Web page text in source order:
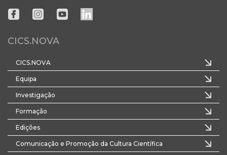
CICS.NOVA
CICS.NOVA
Equipa
Investigação
Formação
Edições
Comunicação e Promoção da Cultura Científica